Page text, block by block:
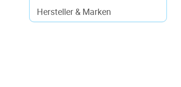
Hersteller & Marken